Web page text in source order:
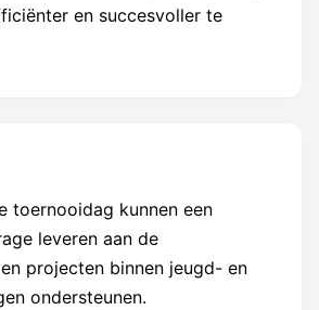
en succesvoller te
toernooidag kunnen een
leveren aan de
projecten binnen jeugd- en
ondersteunen.